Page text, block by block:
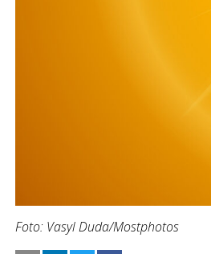
Foto: Vasyl Duda/Mostphotos